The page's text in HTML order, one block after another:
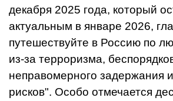
декабря 2025 года, который
актуальным в январе 2026,
путешествуйте в Россию по
из-за терроризма,
неправомерного задержания
рисков". Особо отмечается